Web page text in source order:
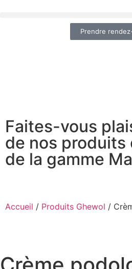
Prendre
Faites-vous
de nos produits
de la gamme
Accueil / Produits Ghewol /